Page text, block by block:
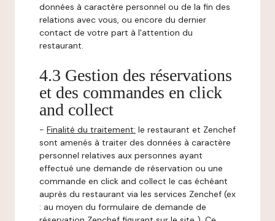
données à caractère personnel ou de la fin des
relations avec vous, ou encore du dernier
contact de votre part à l'attention du
restaurant.
4.3 Gestion des réservations
et des commandes en click
and collect
- Finalité du traitement: le restaurant et Zenchef
sont amenés à traiter des données à caractère
personnel relatives aux personnes ayant
effectué une demande de réservation ou une
commande en click and collect le cas échéant
auprès du restaurant via les services Zenchef (ex
: au moyen du formulaire de demande de